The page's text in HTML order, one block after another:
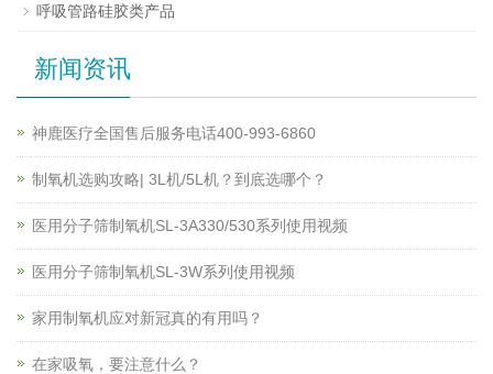
呼吸管路硅胶类产品
新闻资讯
神鹿医疗全国售后服务电话400-993-6860
制氧机选购攻略| 3L机/5L机？到底选哪个？
医用分子筛制氧机SL-3A330/530系列使用视频
医用分子筛制氧机SL-3W系列使用视频
家用制氧机应对新冠真的有用吗？
在家吸氧，要注意什么？